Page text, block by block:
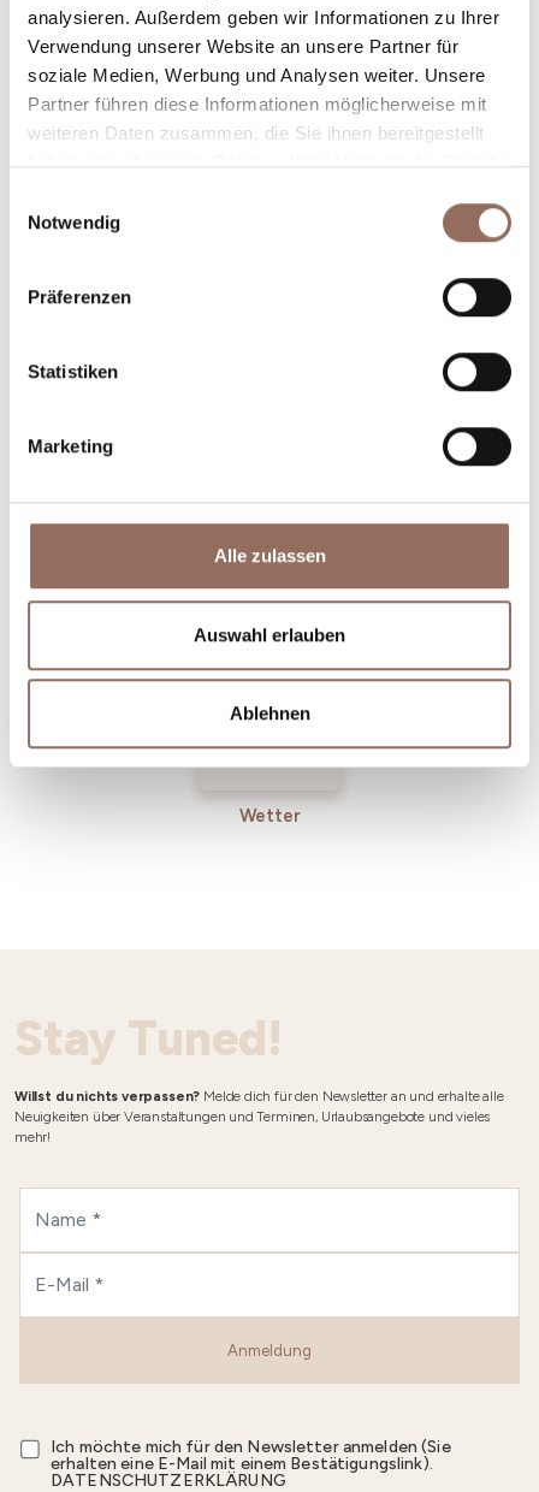
analysieren. Außerdem geben wir Informationen zu Ihrer
Verwendung unserer Website an unsere Partner für
soziale Medien, Werbung und Analysen weiter. Unsere
Partner führen diese Informationen möglicherweise mit
weiteren Daten zusammen, die Sie ihnen bereitgestellt
haben oder die sie im Rahmen Ihrer Nutzung der Dienste
Notwendig
Präferenzen
Statistiken
Marketing
Alle zulassen
Auswahl erlauben
Ablehnen
Plane, wo du übernachtest und isst, was du in jedem
Winkel des Langhe Monferrato Roero unternehmen
willst, mit einem Blick aufs Wetter in Echtzeit.
Betriebe
Wetter
Stay Tuned!
Willst du nichts verpassen? Melde dich für den Newsletter an und erhalte alle
Neuigkeiten über Veranstaltungen und Terminen, Urlaubsangebote und vieles
mehr!
Anmeldung
Ich möchte mich für den Newsletter anmelden (Sie
erhalten eine E-Mail mit einem Bestätigungslink).
DATENSCHUTZERKLÄRUNG